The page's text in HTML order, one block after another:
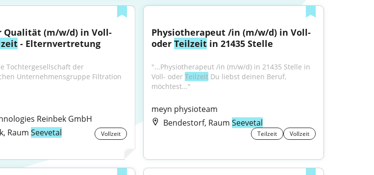
Qualität (m/w/d) in Voll-
- Elternvertretung
Tochtergesellschaft der
Unternehmensgruppe Filtration
Reinbek GmbH
RaumSeevetal Vollzeit
Physiotherapeut /in (m/w/d) in Voll-
oder Teilzeit in 21435 Stelle
"...Physiotherapeut /in (m/w/d) in 21435 Stelle in
Voll- oder Teilzeit Du liebst deinen Beruf,
möchtest..."
meyn physioteam
Bendestorf, Raum Seevetal
Teilzeit Vollzeit